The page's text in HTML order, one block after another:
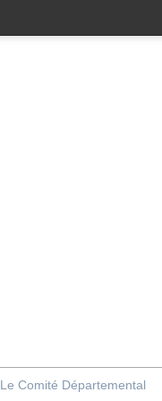
Le Comité Départemental